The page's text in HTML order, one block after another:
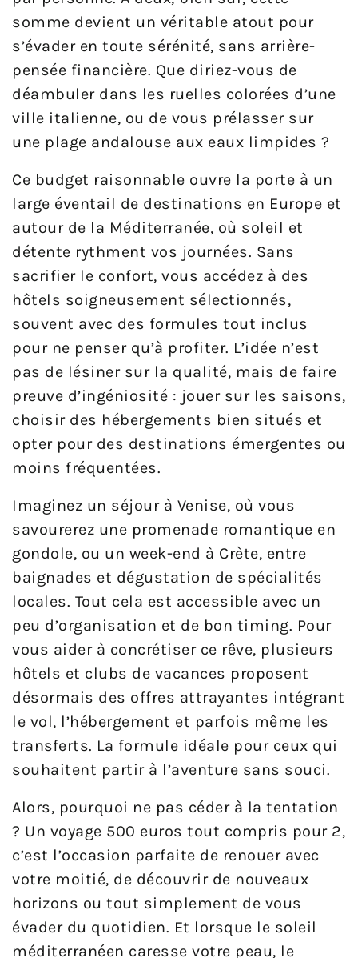
somme devient un véritable atout pour
s’évader en toute sérénité, sans arrière-
pensée financière. Que diriez-vous de
déambuler dans les ruelles colorées d’une
ville italienne, ou de vous prélasser sur
une plage andalouse aux eaux limpides ?
Ce budget raisonnable ouvre la porte à un
large éventail de destinations en Europe et
autour de la Méditerranée, où soleil et
détente rythment vos journées. Sans
sacrifier le confort, vous accédez à des
hôtels soigneusement sélectionnés,
souvent avec des formules tout inclus
pour ne penser qu’à profiter. L’idée n’est
pas de lésiner sur la qualité, mais de faire
preuve d’ingéniosité : jouer sur les saisons,
choisir des hébergements bien situés et
opter pour des destinations émergentes ou
moins fréquentées.
Imaginez un séjour à Venise, où vous
savourerez une promenade romantique en
gondole, ou un week-end à Crète, entre
baignades et dégustation de spécialités
locales. Tout cela est accessible avec un
peu d’organisation et de bon timing. Pour
vous aider à concrétiser ce rêve, plusieurs
hôtels et clubs de vacances proposent
désormais des offres attrayantes intégrant
le vol, l’hébergement et parfois même les
transferts. La formule idéale pour ceux qui
souhaitent partir à l’aventure sans souci.
Alors, pourquoi ne pas céder à la tentation
? Un voyage 500 euros tout compris pour 2,
c’est l’occasion parfaite de renouer avec
votre moitié, de découvrir de nouveaux
horizons ou tout simplement de vous
évader du quotidien. Et lorsque le soleil
méditerranéen caresse votre peau, le